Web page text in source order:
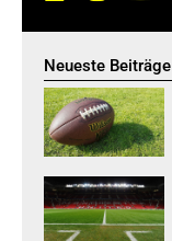
Neueste Beiträge